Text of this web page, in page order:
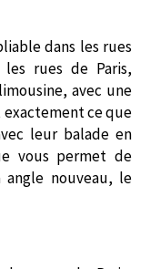
dans les rues
les rues de Paris,
avec une
exactement ce que
leur balade en
vous permet de
nouveau, le